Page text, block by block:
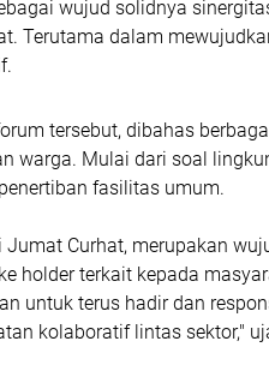
wujud solidnya
Terutama dalam
tersebut, dibahas
warga. Mulai dari soal
fasilitas umum.
Jumat Curhat, merupakan
holder terkait kepada
untuk terus hadir dan
kolaboratif lintas sektor,"